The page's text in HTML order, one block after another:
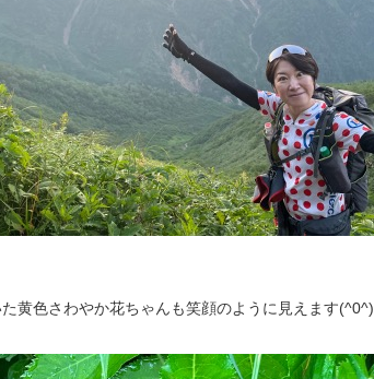
黄色さわやか花ちゃんも笑顔のように見えます(^0^)